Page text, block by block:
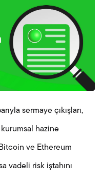
sermaye çıkışları,
hazine
ve Ethereum
vadeli risk iştahını